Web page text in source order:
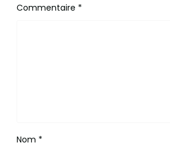
Commentaire *
Nom *